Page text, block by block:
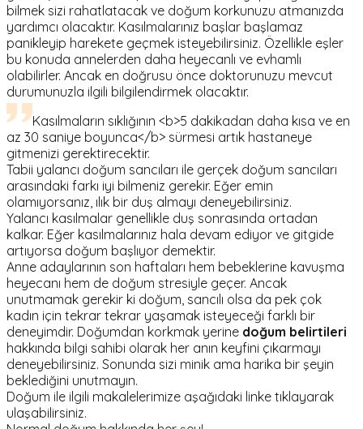
bilmek sizi rahatlatacak ve doğum korkunuzu atmanızda
yardımcı olacaktır. Kasılmalarınız başlar başlamaz
panikleyip harekete geçmek isteyebilirsiniz. Özellikle eşler
bu konuda annelerden daha heyecanlı ve evhamlı
olabilirler. Ancak en doğrusu önce doktorunuzu mevcut
durumunuzla ilgili bilgilendirmek olacaktır.
Kasılmaların sıklığının <b>5 dakikadan daha kısa ve en
az 30 saniye boyunca</b> sürmesi artık hastaneye
gitmenizi gerektirecektir.
Tabii yalancı doğum sancıları ile gerçek doğum sancıları
arasındaki farkı iyi bilmeniz gerekir. Eğer emin
olamıyorsanız, ılık bir duş almayı deneyebilirsiniz.
Yalancı kasılmalar genellikle duş sonrasında ortadan
kalkar. Eğer kasılmalarınız hala devam ediyor ve gitgide
artıyorsa doğum başlıyor demektir.
Anne adaylarının son haftaları hem bebeklerine kavuşma
heyecanı hem de doğum stresiyle geçer. Ancak
unutmamak gerekir ki doğum, sancılı olsa da pek çok
kadın için tekrar tekrar yaşamak isteyeceği farklı bir
deneyimdir. Doğumdan korkmak yerine doğum belirtileri
hakkında bilgi sahibi olarak her anın keyfini çıkarmayı
deneyebilirsiniz. Sonunda sizi minik ama harika bir şeyin
beklediğini unutmayın.
Doğum ile ilgili makalelerimize aşağıdaki linke tıklayarak
ulaşabilirsiniz.